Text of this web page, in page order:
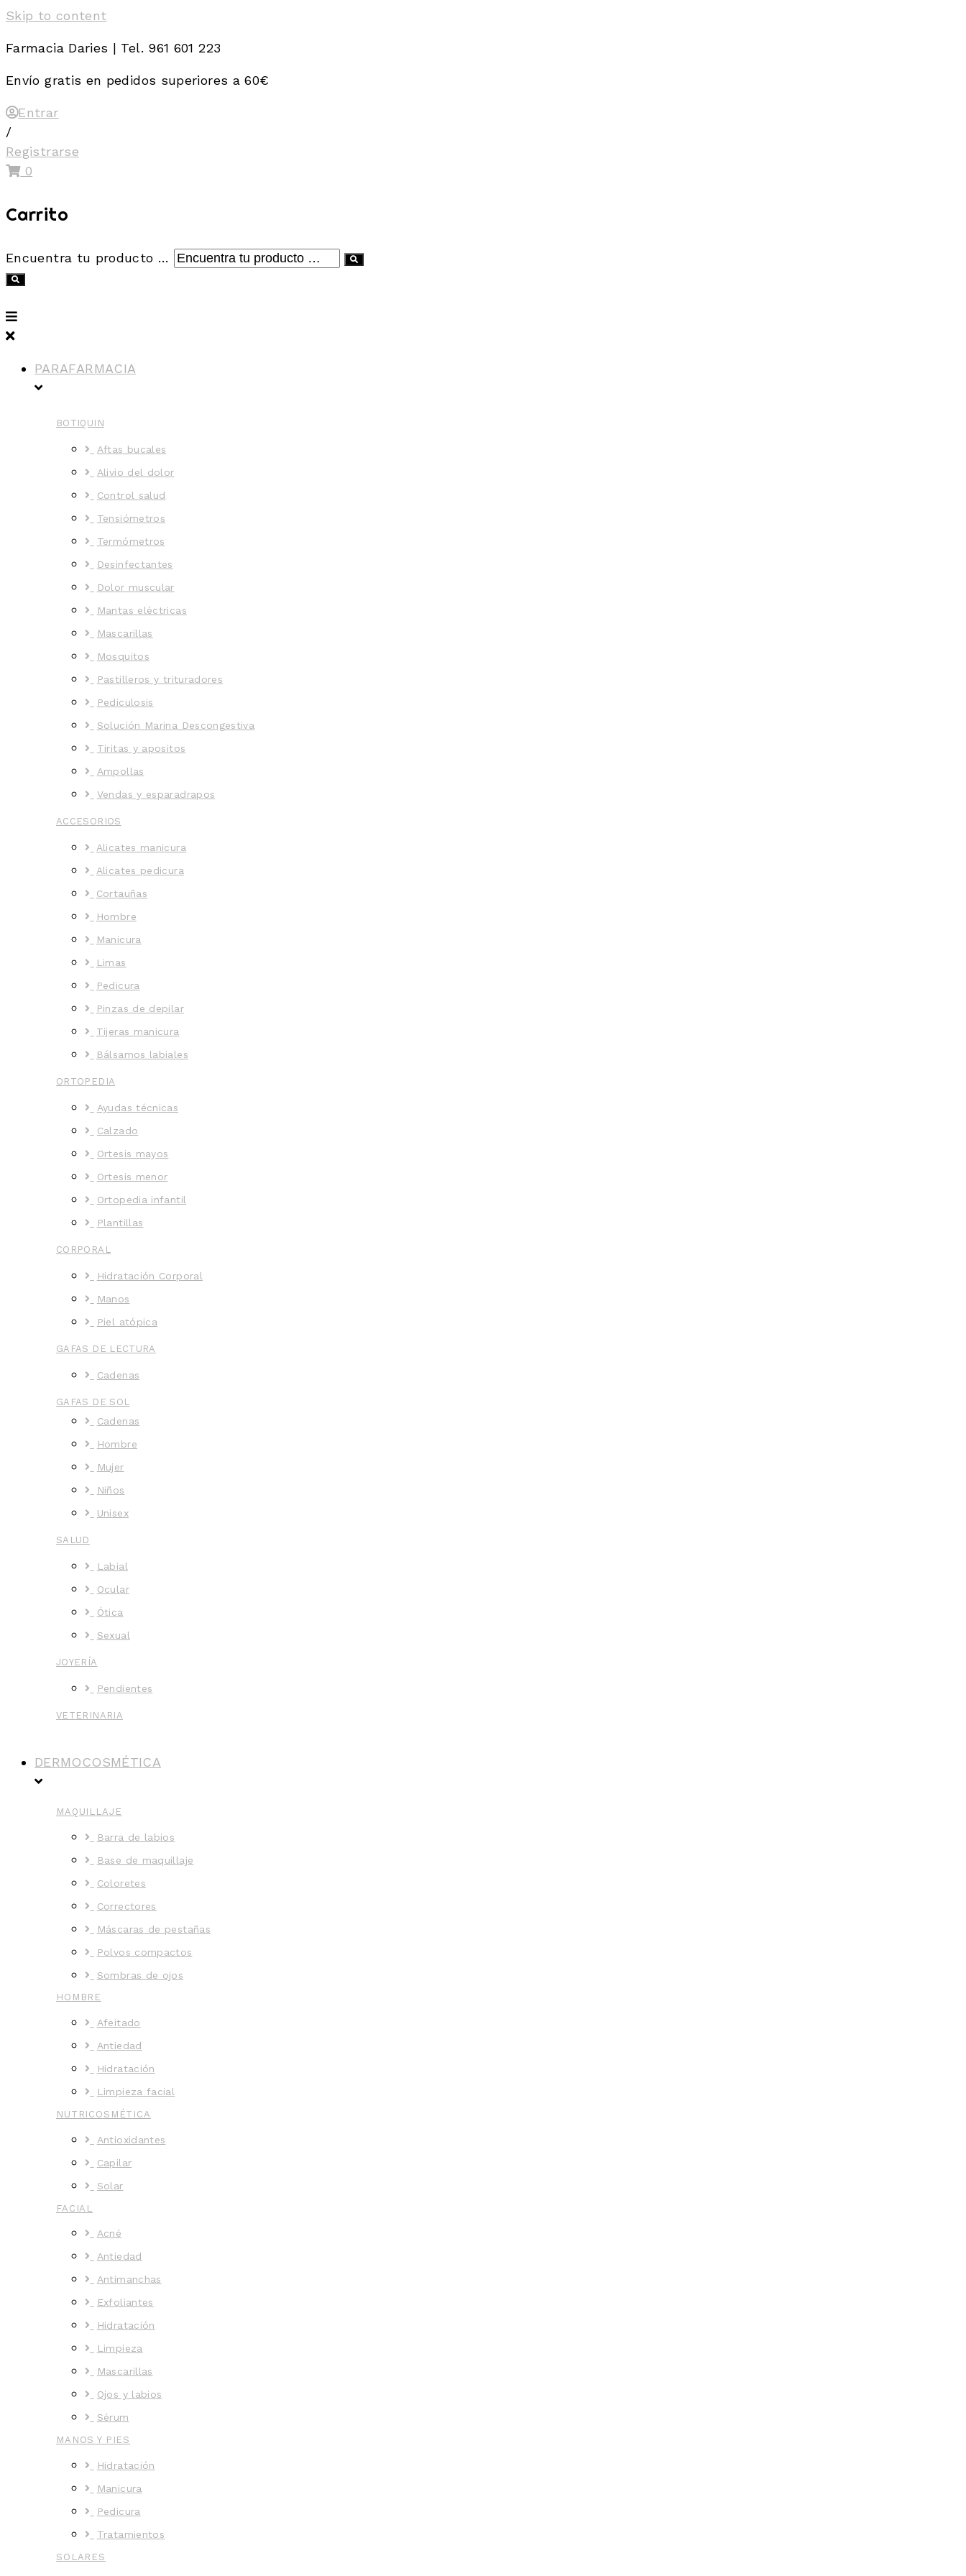
Skip to content
Farmacia Daries | Tel. 961 601 223
Envío gratis en pedidos superiores a 60€
Entrar
/
Registrarse
0
Carrito
Encuentra tu producto …
PARAFARMACIA
BOTIQUIN
Aftas bucales
Alivio del dolor
Control salud
Tensiómetros
Termómetros
Desinfectantes
Dolor muscular
Mantas eléctricas
Mascarillas
Mosquitos
Pastilleros y trituradores
Pediculosis
Solución Marina Descongestiva
Tiritas y apositos
Ampollas
Vendas y esparadrapos
ACCESORIOS
Alicates manicura
Alicates pedicura
Cortauñas
Hombre
Manicura
Limas
Pedicura
Pinzas de depilar
Tijeras manicura
Bálsamos labiales
ORTOPEDIA
Ayudas técnicas
Calzado
Ortesis mayos
Ortesis menor
Ortopedia infantil
Plantillas
CORPORAL
Hidratación Corporal
Manos
Piel atópica
GAFAS DE LECTURA
Cadenas
GAFAS DE SOL
Cadenas
Hombre
Mujer
Niños
Unisex
SALUD
Labial
Ocular
Ótica
Sexual
JOYERÍA
Pendientes
VETERINARIA
DERMOCOSMÉTICA
MAQUILLAJE
Barra de labios
Base de maquillaje
Coloretes
Correctores
Máscaras de pestañas
Polvos compactos
Sombras de ojos
HOMBRE
Afeitado
Antiedad
Hidratación
Limpieza facial
NUTRICOSMÉTICA
Antioxidantes
Capilar
Solar
FACIAL
Acné
Antiedad
Antimanchas
Exfoliantes
Hidratación
Limpieza
Mascarillas
Ojos y labios
Sérum
MANOS Y PIES
Hidratación
Manicura
Pedicura
Tratamientos
SOLARES